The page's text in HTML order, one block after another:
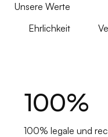
Unsere Werte
Ehrlichkeit
100%
100% legale und